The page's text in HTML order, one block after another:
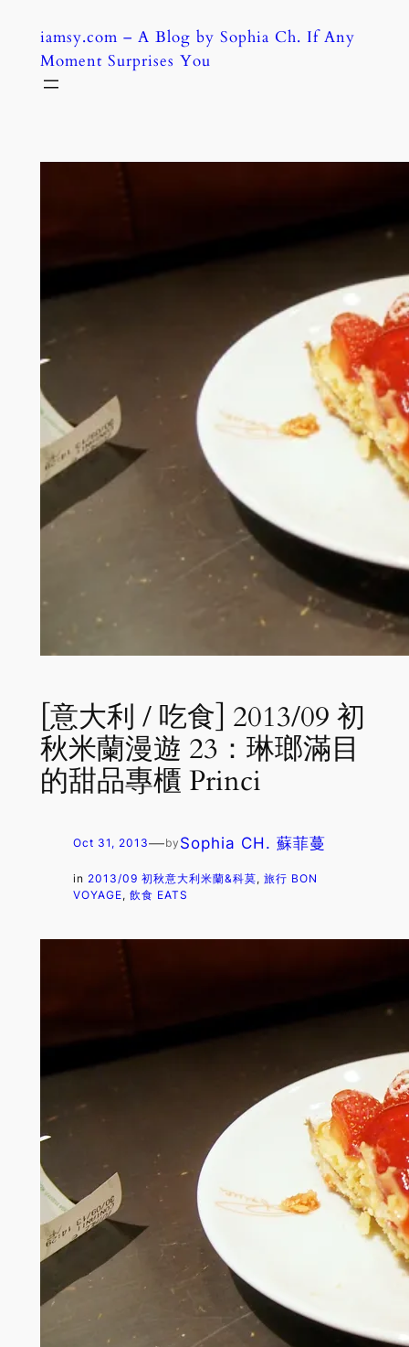
content
iamsy.com – A Blog by Sophia Ch. If Any
Moment Surprises You
[意大利 / 吃食] 2013/09 初
秋米蘭漫遊 23：琳瑯滿目
的甜品專櫃 Princi
Oct 31, 2013—by Sophia CH. 蘇菲蔓
in 2013/09 初秋意大利米蘭&科莫, 旅行 BON
VOYAGE, 飲食 EATS